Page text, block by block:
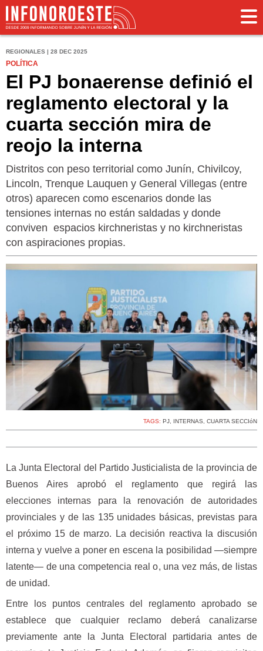
REGIONALES | 28 DEC 2025
POLÍTICA
El PJ bonaerense definió el
reglamento electoral y la
cuarta sección mira de
reojo la interna
Distritos con peso territorial como Junín, Chivilcoy,
Lincoln, Trenque Lauquen y General Villegas (entre
otros) aparecen como escenarios donde las
tensiones internas no están saldadas y donde
conviven espacios kirchneristas y no kirchneristas
con aspiraciones propias.
TAGS: PJ, INTERNAS, CUARTA SECCIóN
La Junta Electoral del Partido Justicialista de la provincia de
Buenos Aires aprobó el reglamento que regirá las
elecciones internas para la renovación de autoridades
provinciales y de las 135 unidades básicas, previstas para
el próximo 15 de marzo. La decisión reactiva la discusión
interna y vuelve a poner en escena la posibilidad —siempre
latente— de una competencia real o, una vez más, de listas
de unidad.
Entre los puntos centrales del reglamento aprobado se
establece que cualquier reclamo deberá canalizarse
previamente ante la Junta Electoral partidaria antes de